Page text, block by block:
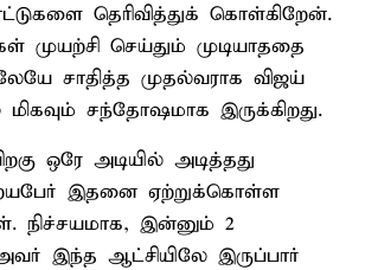
தெரிவித்துக் கொள்கிறேன்.
முயற்சி செய்தும் முடியாததை
சாதித்த முதல்வராக விஜய்
மிகவும் சந்தோஷமாக இருக்கிறது.
ஒரே அடியில் அடித்தது
இதனை ஏற்றுக்கொள்ள
நிச்சயமாக, இன்னும் 2
இந்த ஆட்சியிலே இருப்பார்